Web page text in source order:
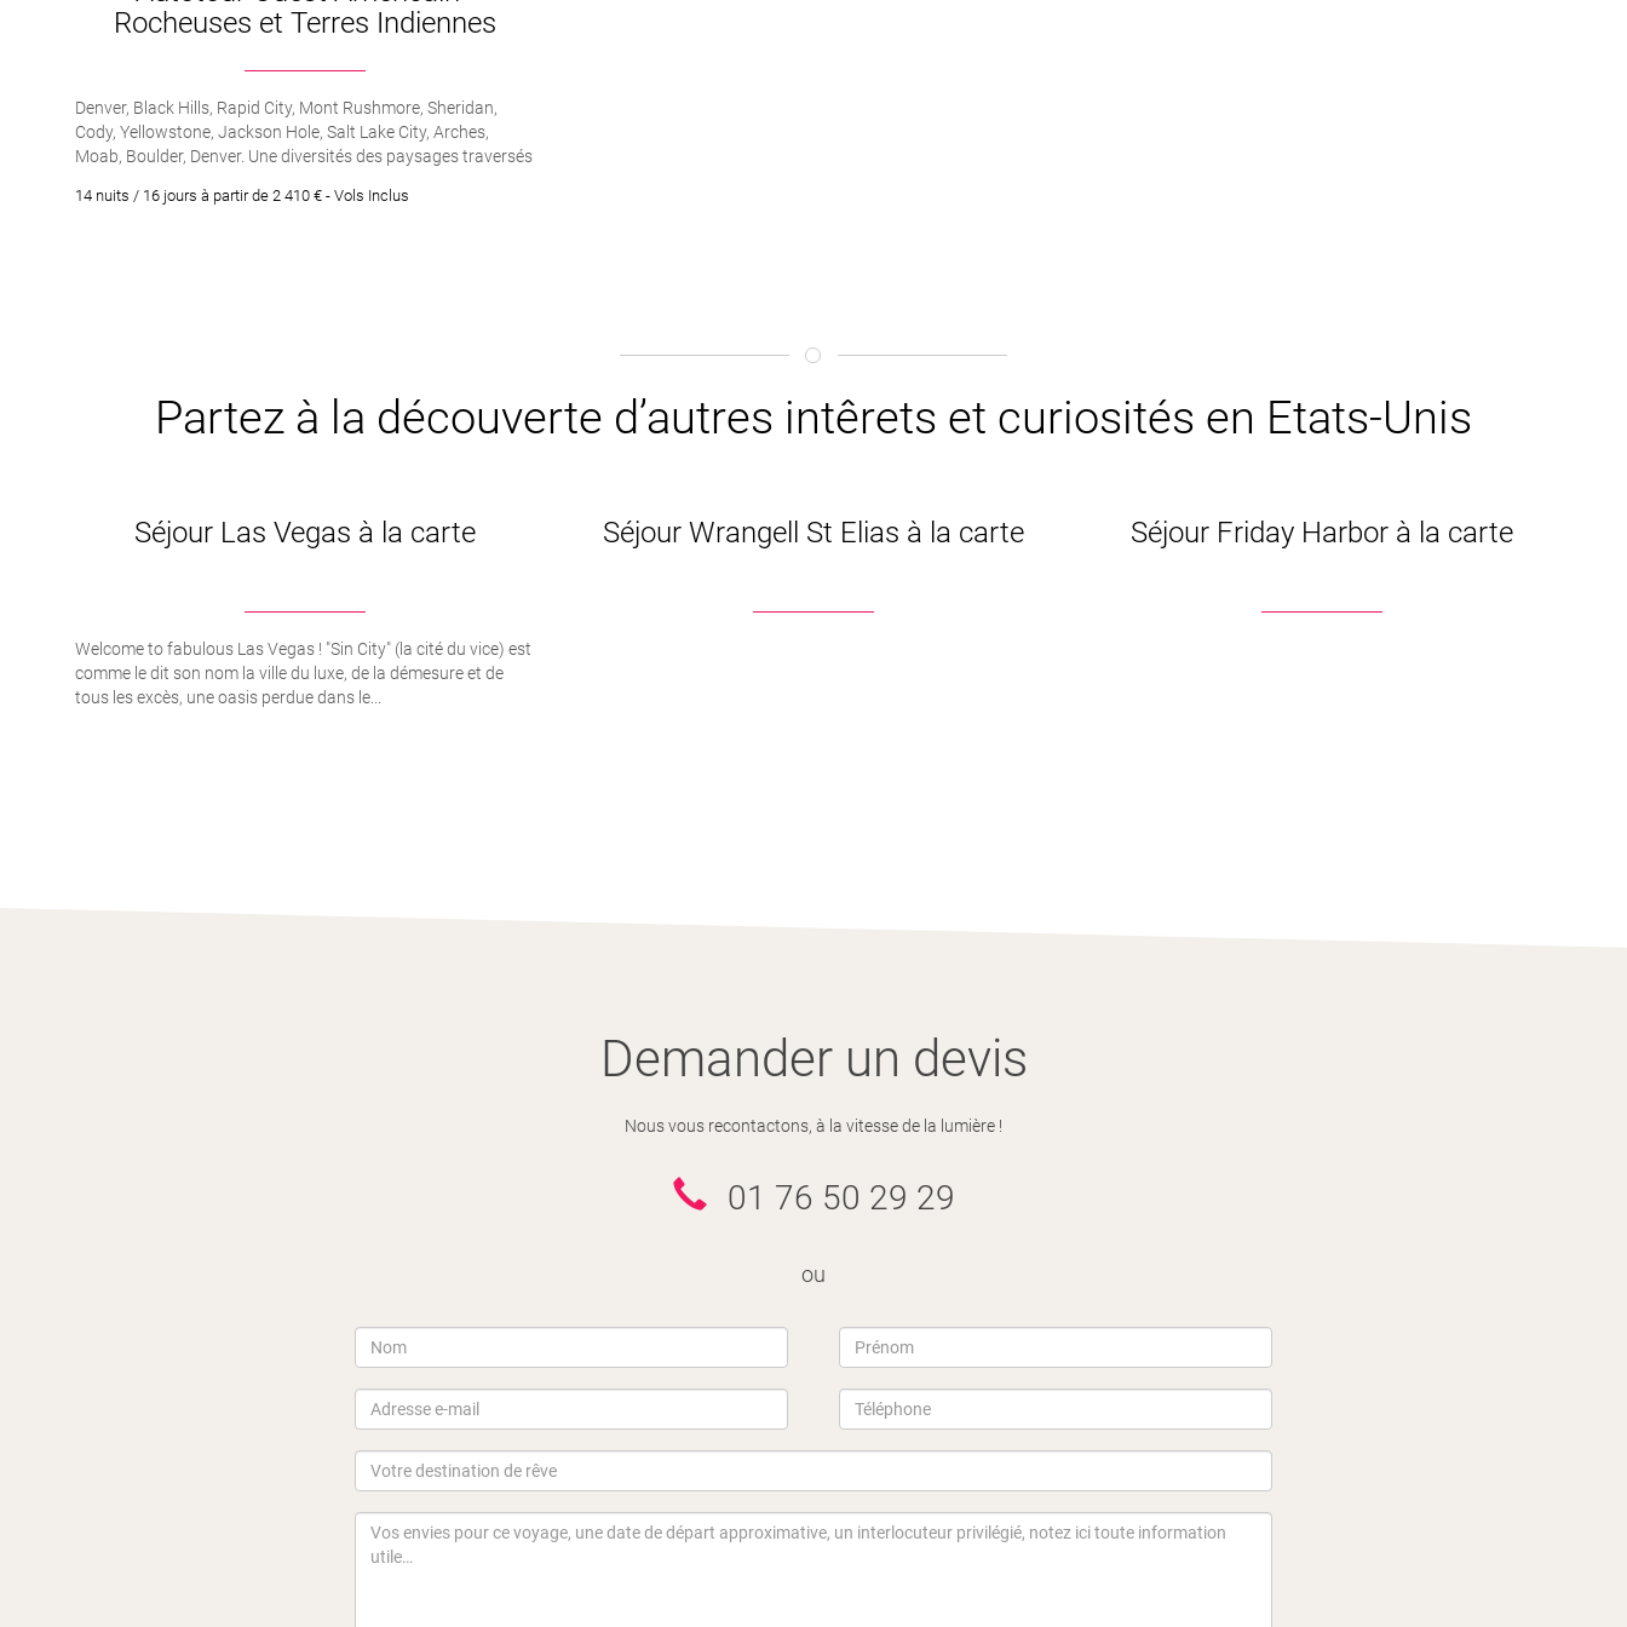
Rocheuses et Terres Indiennes
Denver, Black Hills, Rapid City, Mont Rushmore, Sheridan,
Cody, Yellowstone, Jackson Hole, Salt Lake City, Arches,
Moab, Boulder, Denver. Une diversités des paysages traversés
sites emblématiques de l’Ouest Américain. Découverte des
14 nuits / 16 jours à partir de 2 410 € - Vols Inclus
Partez à la découverte d’autres intêrets et curiosités en Etats-Unis
Séjour Las Vegas à la carte
Welcome to fabulous Las Vegas ! "Sin City" (la cité du vice) est
comme le dit son nom la ville du luxe, de la démesure et de
tous les excès, une oasis perdue dans le...
Séjour Wrangell St Elias à la carte Séjour Friday Harbor à la carte
Demander un devis
Nous vous recontactons, à la vitesse de la lumière !
01 76 50 29 29
ou